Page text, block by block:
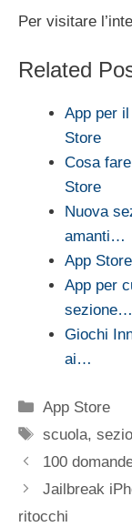
Per visitare
Related
App per
Store
Cosa
Store
Nuova
amanti…
App
App per
sezione…
Giochi
ai…
Categorie
App Store
Tag
scuola,
100
Jailbreak
ritocchi